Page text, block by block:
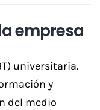
empresa
universitaria.
y
del medio